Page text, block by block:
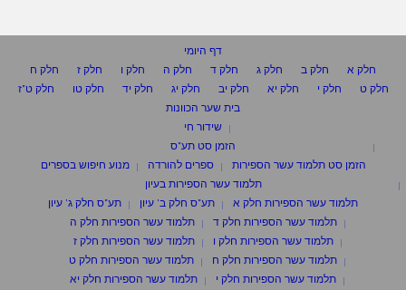
דף היומי
חלק א
חלק ב חלק ג חלק ד חלק ה חלק ו חלק ז
חלק ח
חלק ט
חלק י חלק יא חלק יב חלק יג חלק יד חלק טו
חלק ט"ז
בית שער הכוונות
שידור חי
הזמן סט תע"ס
הזמן סט תלמוד עשר הספירות
ספרים להורדה
מנוע חיפוש בספרים
תלמוד עשר הספירות בעיון
תלמוד עשר הספירות חלק א
תע"ס חלק ב' עיון
תע"ס חלק ג' עיון
תלמוד עשר הספירות חלק ד
תלמוד עשר הספירות חלק ה
תלמוד עשר הספירות חלק ו
תלמוד עשר הספירות חלק ז
תלמוד עשר הספירות חלק ח
תלמוד עשר הספירות חלק ט
תלמוד עשר הספירות חלק י
תלמוד עשר הספירות חלק יא